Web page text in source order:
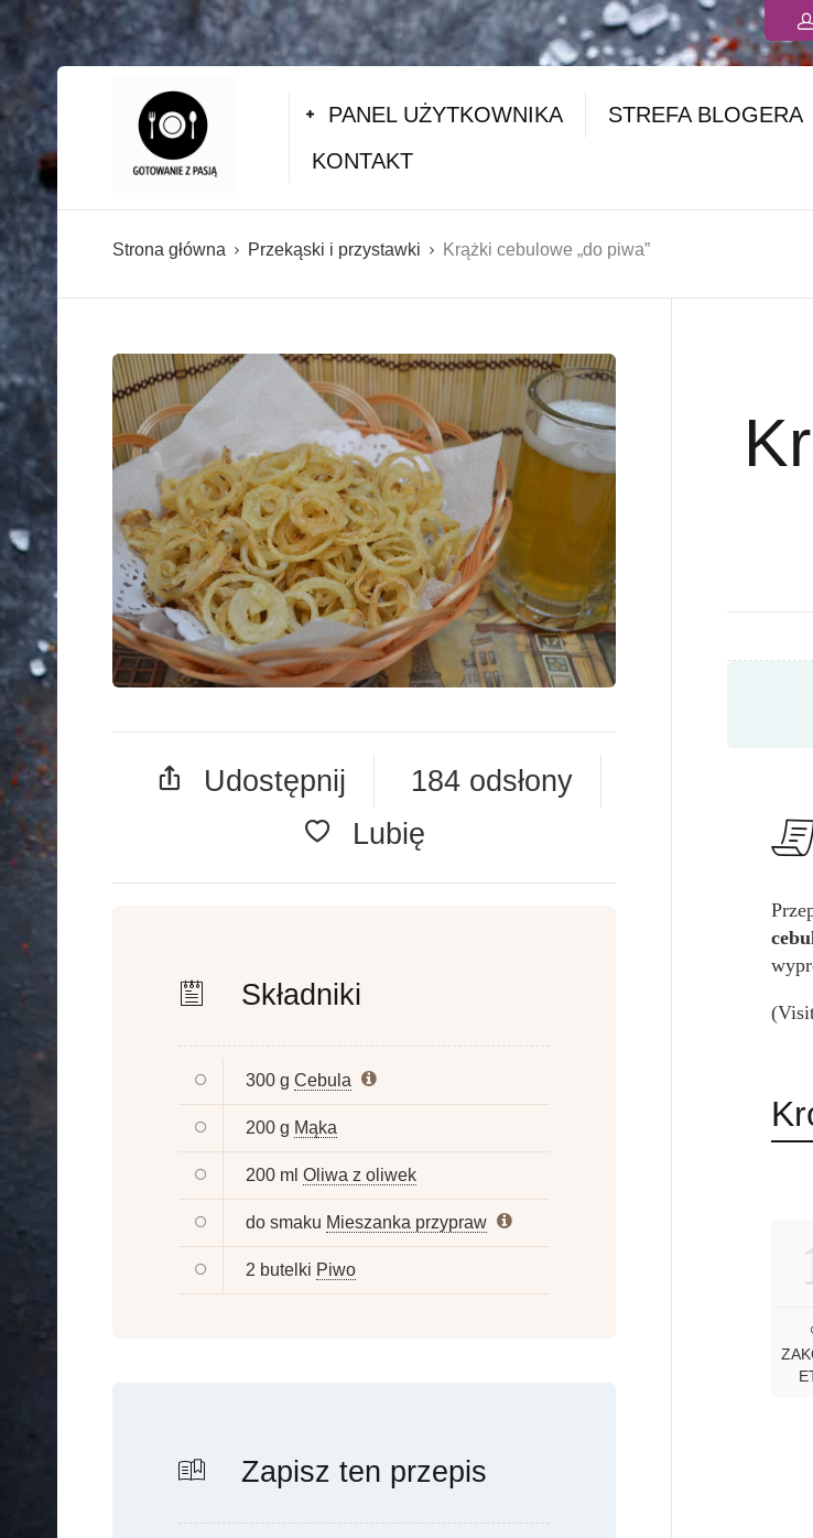
PANEL UŻYTKOWNIKA STREFA BLOGERA
KONTAKT
Strona główna Przekąski i przystawki Krążki cebulowe „do piwa”
Udostępnij
184 odsłony
Lubię
Składniki
300 g Cebula
200 g Mąka
200 ml Oliwa z oliwek
do smaku Mieszanka przypraw
2 butelki Piwo
Zapisz ten przepis